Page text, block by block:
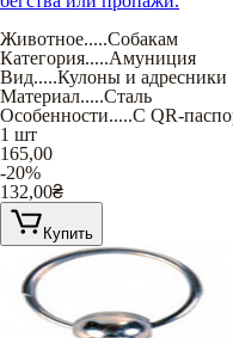
Животное.....Собакам
Категория.....Амуниция
Вид.....Кулоны и адресники
Материал.....Сталь
Особенности.....С QR-
1 шт
165,00
-20%
132,00₴
Купить